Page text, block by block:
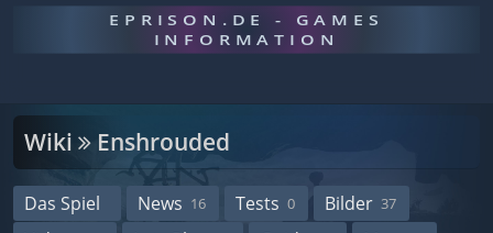
EPRISON.DE - GAMES
INFORMATION
Wiki Enshrouded
Das Spiel News 16 Tests 0 Bilder 37